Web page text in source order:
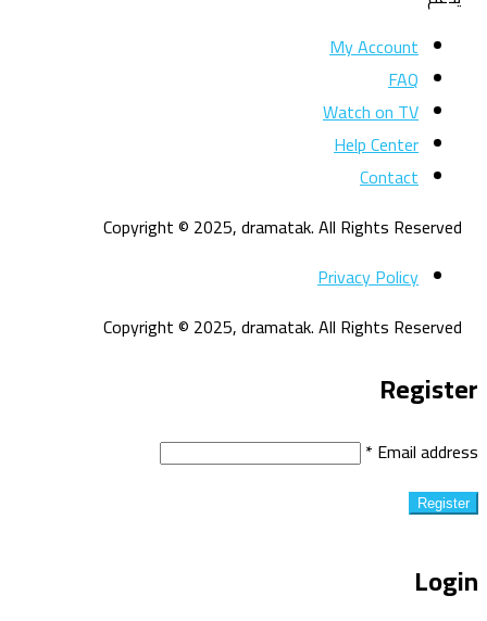
My Account
FAQ
Watch on TV
Help Center
Contact
Copyright © 2025, dramatak. All Rights Reserved
Privacy Policy
Copyright © 2025, dramatak. All Rights Reserved
Register
Email address
*
Register
Login